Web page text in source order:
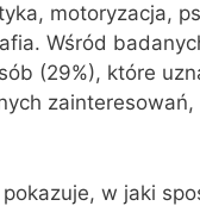
motoryzacja,
Wśród
(29%), które
zainteresowań,
w jaki